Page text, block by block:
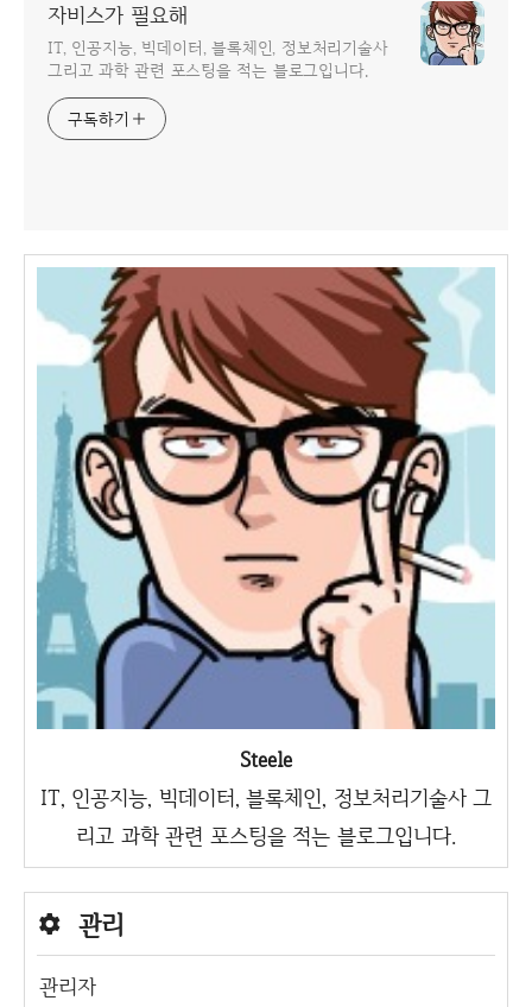
자비스가 필요해
IT, 인공지능, 빅데이터, 블록체인, 정보처리기술사
그리고 과학 관련 포스팅을 적는 블로그입니다.
구독하기
Steele
IT, 인공지능, 빅데이터, 블록체인, 정보처리기술사 그
리고 과학 관련 포스팅을 적는 블로그입니다.
관리
관리자